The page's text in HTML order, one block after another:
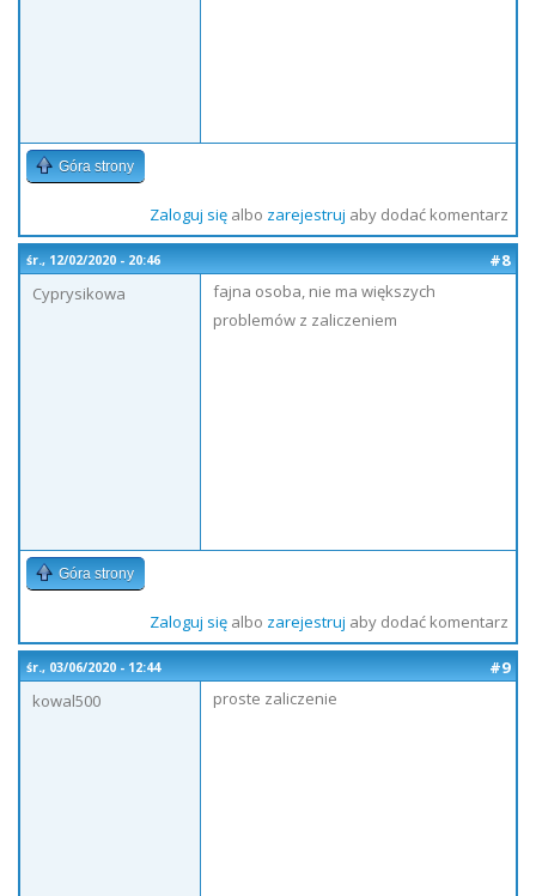
Góra strony
Zaloguj sięalbo zarejestruj aby dodać komentarz
śr., 12/02/2020 - 20:46
#8
Cyprysikowa
fajna osoba, nie ma większych
problemów z zaliczeniem
Góra strony
Zaloguj sięalbo zarejestruj aby dodać komentarz
śr., 03/06/2020 - 12:44
#9
kowal500
proste zaliczenie